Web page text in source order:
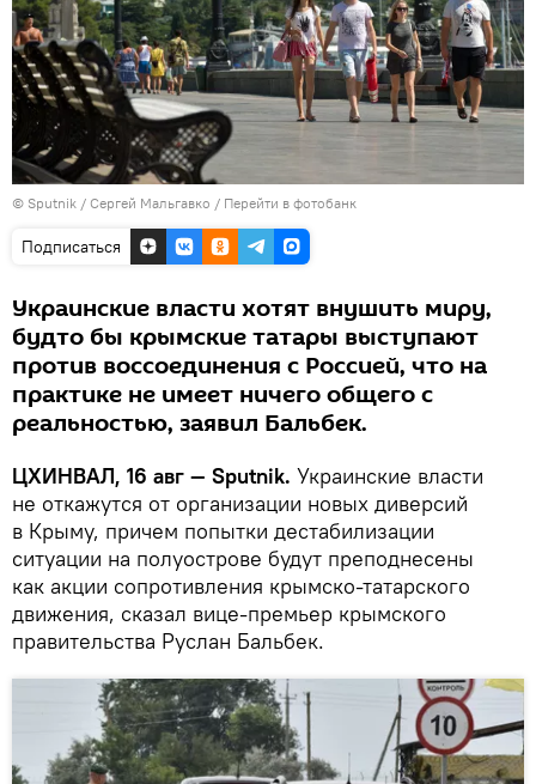
© Sputnik / Сергей Мальгавко / Перейти в фотобанк
Подписаться
Украинские власти хотят внушить миру,
будто бы крымские татары выступают
против воссоединения с Россией, что на
практике не имеет ничего общего с
реальностью, заявил Бальбек.
ЦХИНВАЛ, 16 авг — Sputnik. Украинские власти
не откажутся от организации новых диверсий
в Крыму, причем попытки дестабилизации
ситуации на полуострове будут преподнесены
как акции сопротивления крымско-татарского
движения, сказал вице-премьер крымского
правительства Руслан Бальбек.